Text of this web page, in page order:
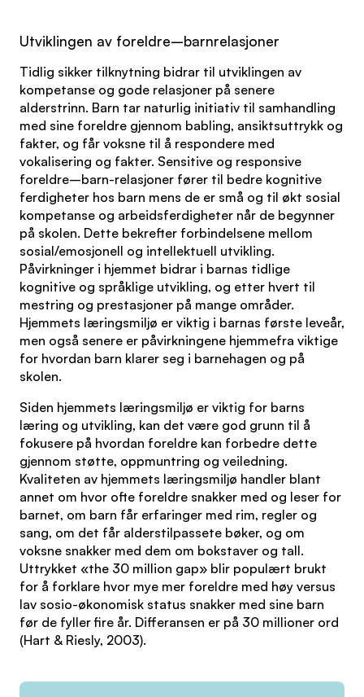
Utviklingen av foreldre–barnrelasjoner
Tidlig sikker tilknytning bidrar til utviklingen av
kompetanse og gode relasjoner på senere
alderstrinn. Barn tar naturlig initiativ til samhandling
med sine foreldre gjennom babling, ansiktsuttrykk og
fakter, og får voksne til å respondere med
vokalisering og fakter. Sensitive og responsive
foreldre–barn-relasjoner fører til bedre kognitive
ferdigheter hos barn mens de er små og til økt sosial
kompetanse og arbeidsferdigheter når de begynner
på skolen. Dette bekrefter forbindelsene mellom
sosial/emosjonell og intellektuell utvikling.
Påvirkninger i hjemmet bidrar i barnas tidlige
kognitive og språklige utvikling, og etter hvert til
mestring og prestasjoner på mange områder.
Hjemmets læringsmiljø er viktig i barnas første leveår,
men også senere er påvirkningene hjemmefra viktige
for hvordan barn klarer seg i barnehagen og på
skolen.
Siden hjemmets læringsmiljø er viktig for barns
læring og utvikling, kan det være god grunn til å
fokusere på hvordan foreldre kan forbedre dette
gjennom støtte, oppmuntring og veiledning.
Kvaliteten av hjemmets læringsmiljø handler blant
annet om hvor ofte foreldre snakker med og leser for
barnet, om barn får erfaringer med rim, regler og
sang, om det får alderstilpassete bøker, og om
voksne snakker med dem om bokstaver og tall.
Uttrykket «the 30 million gap» blir populært brukt
for å forklare hvor mye mer foreldre med høy versus
lav sosio-økonomisk status snakker med sine barn
før de fyller fire år. Differansen er på 30 millioner ord
(Hart & Riesly, 2003).